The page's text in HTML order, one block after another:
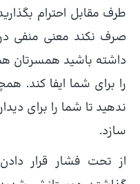
طرف مقابل احترام
صرف نکند معنی منفی در
داشته باشید همسرتان
را برای شما ایفا کند.
ندهید تا شما را برای
سازد.
از تحت فشار قرار